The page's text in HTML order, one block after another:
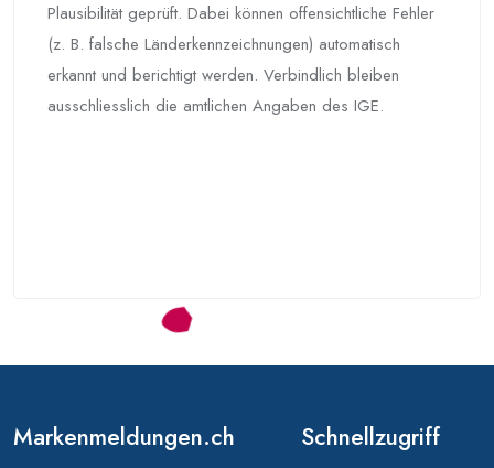
Plausibilität geprüft. Dabei können offensichtliche Fehler
(z. B. falsche Länderkennzeichnungen) automatisch
erkannt und berichtigt werden. Verbindlich bleiben
ausschliesslich die amtlichen Angaben des IGE.
Markenmeldungen.ch Schnellzugriff